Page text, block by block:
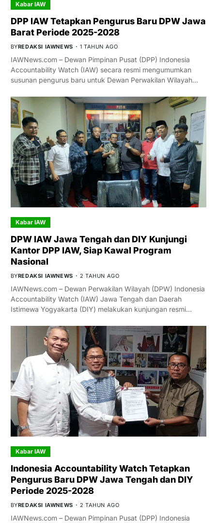
Kabar IAW
DPP IAW Tetapkan Pengurus Baru DPW Jawa
Barat Periode 2025-2028
BYREDAKSI IAWNEWS 1 TAHUN AGO
IAWNews.com – Dewan Pimpinan Pusat (DPP) Indonesia
Accountability Watch (IAW) secara resmi mengumumkan
susunan pengurus baru untuk Dewan Perwakilan Wilayah…
Kabar IAW
DPW IAW Jawa Tengah dan DIY Kunjungi
Kantor DPP IAW, Siap Kawal Program
Nasional
BYREDAKSI IAWNEWS 2 TAHUN AGO
IAWNews.com – Dewan Perwakilan Wilayah (DPW) Indonesia
Accountability Watch (IAW) Jawa Tengah dan Daerah
Istimewa Yogyakarta (DIY) melakukan kunjungan resmi…
Kabar IAW
Indonesia Accountability Watch Tetapkan
Pengurus Baru DPW Jawa Tengah dan DIY
Periode 2025-2028
BYREDAKSI IAWNEWS 2 TAHUN AGO
IAWNews.com – Dewan Pimpinan Pusat (DPP) Indonesia